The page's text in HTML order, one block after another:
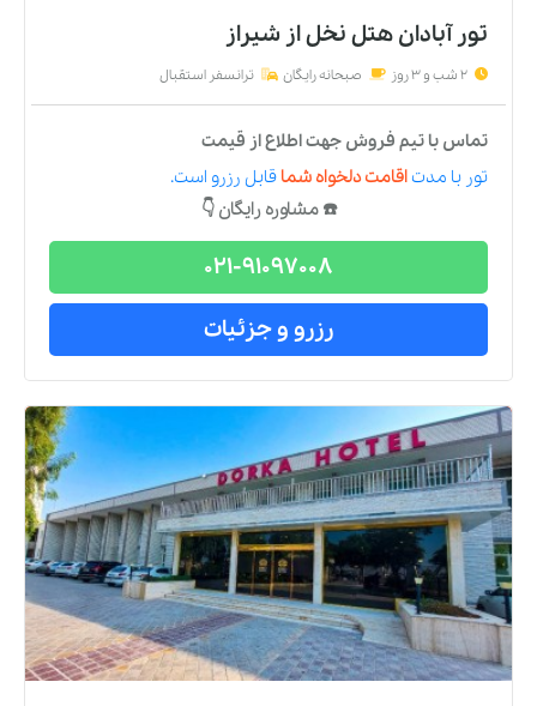
تور آبادان هتل نخلاز شیراز
2 شب و 3 روز صبحانه رایگان ترانسفر استقبال
تماس با تیم فروش جهت اطلاع از قیمت
تور با مدتاقامت دلخواه شما قابل رزرو است.
☎️ مشاوره رایگان 👇
021-91097008
رزرو و جزئیات